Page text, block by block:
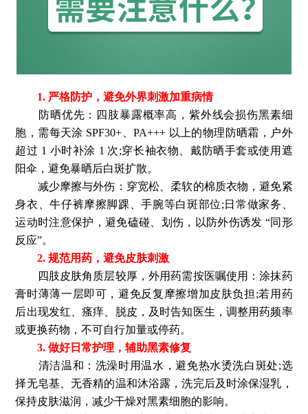
1. 严格防护，避免外界刺激加重病情
防晒优先：四肢暴露概率高，紫外线会损伤黑素细
胞，需每天涂 SPF30+、PA+++ 以上的物理防晒霜，户外
超过 1 小时补涂 1 次;穿长袖衣物、戴防晒手套或使用遮
阳伞，避免暴晒后白斑扩散。
减少摩擦与外伤：穿宽松、柔软的棉质衣物，避免紧
身衣、牛仔裤摩擦脚踝、手腕等白斑部位;日常做家务、
运动时注意保护，避免磕碰、划伤，以防外伤诱发 “同形
反应”。
2. 规范用药，避免皮肤刺激
四肢皮肤角质层较厚，外用药需按医嘱使用：涂抹药
膏时薄薄一层即可，避免反复摩擦增加皮肤负担;若用药
后出现发红、瘙痒、脱皮，及时告知医生，调整用药频率
或更换药物，不可自行加量或停药。
3. 做好日常护理，辅助黑素修复
清洁温和：洗澡时用温水，避免热水烫洗白斑处;选
择无皂基、无香精的温和沐浴露，洗完后及时涂保湿乳，
保持皮肤滋润，减少干燥对黑素细胞的影响。